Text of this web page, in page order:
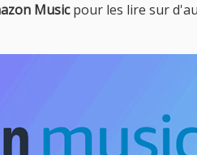
Musicpour les lire sur